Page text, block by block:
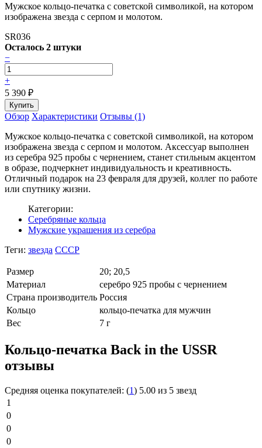
Мужское кольцо-печатка с советской символикой, на котором
изображена звезда с серпом и молотом.
SR036
Осталось 2 штуки
−
+
5 390 ₽
Обзор Характеристики Отзывы (1)
Мужское кольцо-печатка с советской символикой, на котором
изображена звезда с серпом и молотом. Аксессуар выполнен
из серебра 925 пробы с чернением, станет стильным акцентом
в образе, подчеркнет индивидуальность и креативность.
Отличный подарок на 23 февраля для друзей, коллег по работе
или спутнику жизни.
Категории:
Серебряные кольца
Мужские украшения из серебра
Теги: звезда СССР
Размер
20; 20,5
Материал
серебро 925 пробы с чернением
Страна производитель Россия
Кольцо
кольцо-печатка для мужчин
Вес
7 г
Кольцо-печатка Back in the USSR
отзывы
Средняя оценка покупателей: (1) 5.00 из 5 звезд
1
0
0
0